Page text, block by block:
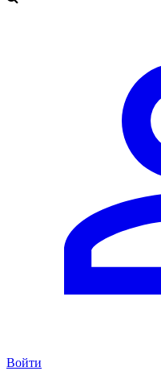
Войти